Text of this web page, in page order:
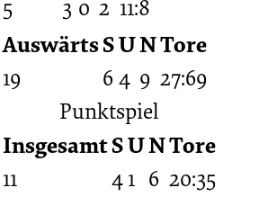
5 3 0 2 11:8
AuswärtsSUNTore
19 6 4 9 27:69
Punktspiel
InsgesamtSUNTore
11 41 6 20:35